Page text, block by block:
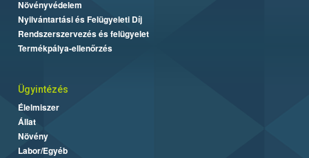
Növényvédelem
Nyilvántartási és Felügyeleti Díj
Rendszerszervezés és felügyelet
Termékpálya-ellenőrzés
Ügyintézés
Élelmiszer
Állat
Növény
Labor/Egyéb